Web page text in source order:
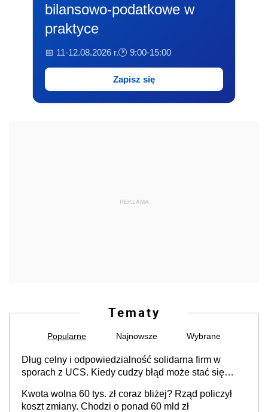
bilansowo-podatkowe w
praktyce
📅 11-12.08.2026 r.🕐 9:00-15:00
Zapisz się
REKLAMA
Tematy
Popularne Najnowsze Wybrane
Dług celny i odpowiedzialność solidarna firm w
sporach z UCS. Kiedy cudzy błąd może stać się
Kwota wolna 60 tys. zł coraz bliżej? Rząd policzył
koszt zmiany. Chodzi o ponad 60 mld zł